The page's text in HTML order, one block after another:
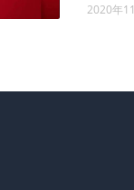
2020年